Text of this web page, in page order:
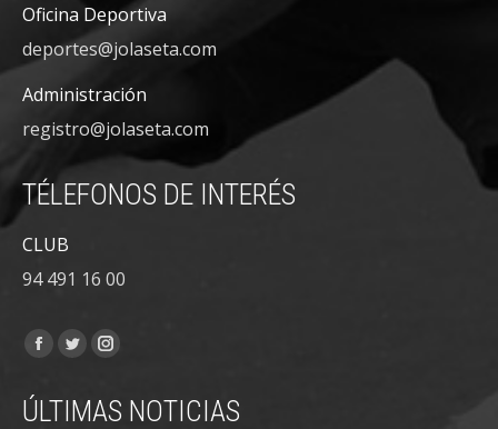
Oficina Deportiva
deportes@jolaseta.com
Administración
registro@jolaseta.com
TÉLEFONOS DE INTERÉS
CLUB
94 491 16 00
Encuéntranos en:
Facebook
opens
Twitter
opens
Instagram
opens
ÚLTIMAS NOTICIAS